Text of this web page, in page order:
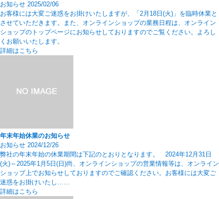
お知らせ 2025/02/06
お客様には大変ご迷惑をお掛けいたしますが、「2月18日(火)」を臨時休業と
させていただきます。また、オンラインショップの業務日程は、オンライン
ショップのトップページにお知らせしておりますのでご覧ください。よろし
くお願いいたします。
詳細はこちら
年末年始休業のお知らせ
お知らせ 2024/12/26
弊社の年末年始の休業期間は下記のとおりとなります。 2024年12月31日
(火)～2025年1月5日(日)尚、オンラインショップの営業情報等は、オンライン
ショップ上でお知らせしておりますのでご確認ください。お客様には大変ご
迷惑をお掛けいたし……
詳細はこちら